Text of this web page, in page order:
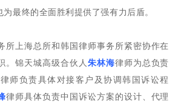
最终的全面胜利提供了强有力后盾。
所上海总所和韩国律师事务所紧密协作在
。锦天城高级合伙人 朱林海律师为总负责
律师负责具体对接客户及协调韩国诉讼程
律师具体负责中国诉讼方案的设计、代理